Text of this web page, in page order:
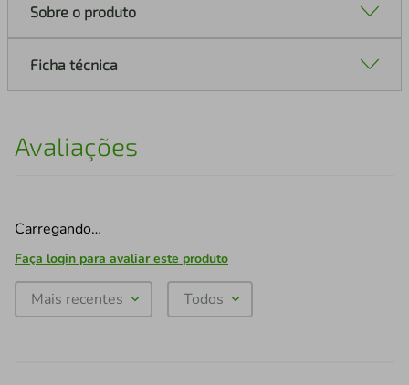
Sobre o produto
Ficha técnica
Avaliações
Carregando…
Faça login para avaliar este produto
Mais recentes Todos